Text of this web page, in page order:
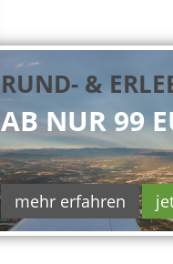
RUND- &
AB NUR 99
mehr erfahren